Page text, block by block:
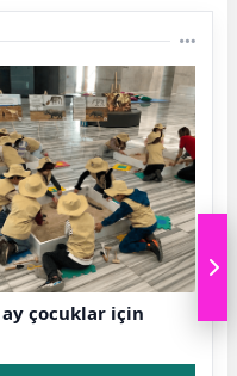
ay çocuklar için